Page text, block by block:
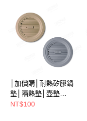
Apple Pay
街口支付
Google Pay
全盈+PAY
│加價購│耐熱矽膠鍋
墊│隔熱墊│壺墊
NT$100